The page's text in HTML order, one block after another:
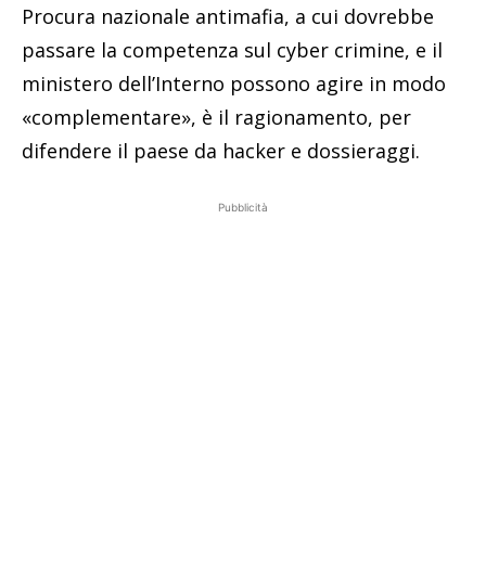
Procura nazionale antimafia, a cui dovrebbe
passare la competenza sul cyber crimine, e il
ministero dell’Interno possono agire in modo
«complementare», è il ragionamento, per
difendere il paese da hacker e dossieraggi.
Pubblicità